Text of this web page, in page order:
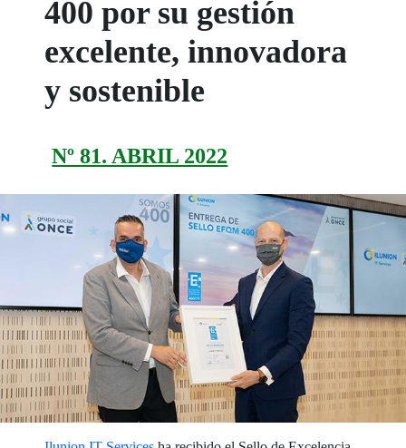
400 por su gestión
excelente, innovadora
y sostenible
Nº 81. ABRIL 2022